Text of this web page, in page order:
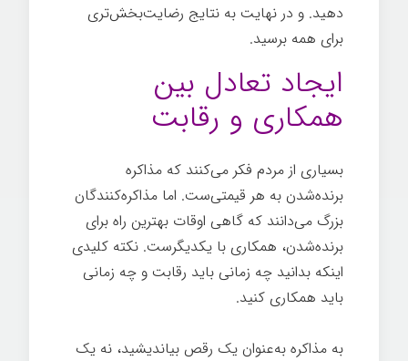
دهید. و در نهایت به نتایج رضایت‌بخش‌تری
برای همه برسید.
ایجاد تعادل بین
همکاری و رقابت
بسیاری از مردم فکر می‌کنند که مذاکره
برنده‌شدن به هر قیمتی‌ست. اما مذاکره‌کنندگان
بزرگ می‌دانند که گاهی اوقات بهترین راه برای
برنده‌شدن، همکاری با یکدیگرست. نکته کلیدی
اینکه بدانید چه زمانی باید رقابت و چه زمانی
باید همکاری کنید.
به مذاکره به‌عنوان یک رقص بیاندیشید، نه یک